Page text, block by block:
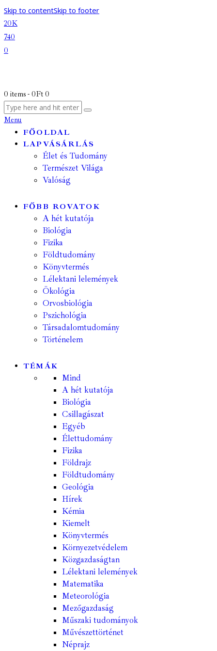
Skip to contentSkip to footer
20K
740
0
0 items - 0Ft 0
Menu
FŐOLDAL
LAPVÁSÁRLÁS
Élet és Tudomány
Természet Világa
Valóság
FŐBB ROVATOK
A hét kutatója
Biológia
Fizika
Földtudomány
Könyvtermés
Lélektani lelemények
Ökológia
Orvosbiológia
Pszichológia
Társadalomtudomány
Történelem
TÉMÁK
Mind
A hét kutatója
Biológia
Csillagászat
Egyéb
Élettudomány
Fizika
Földrajz
Földtudomány
Geológia
Hírek
Kémia
Kiemelt
Könyvtermés
Környezetvédelem
Közgazdaságtan
Lélektani lelemények
Matematika
Meteorológia
Mezőgazdaság
Műszaki tudományok
Művészettörténet
Néprajz